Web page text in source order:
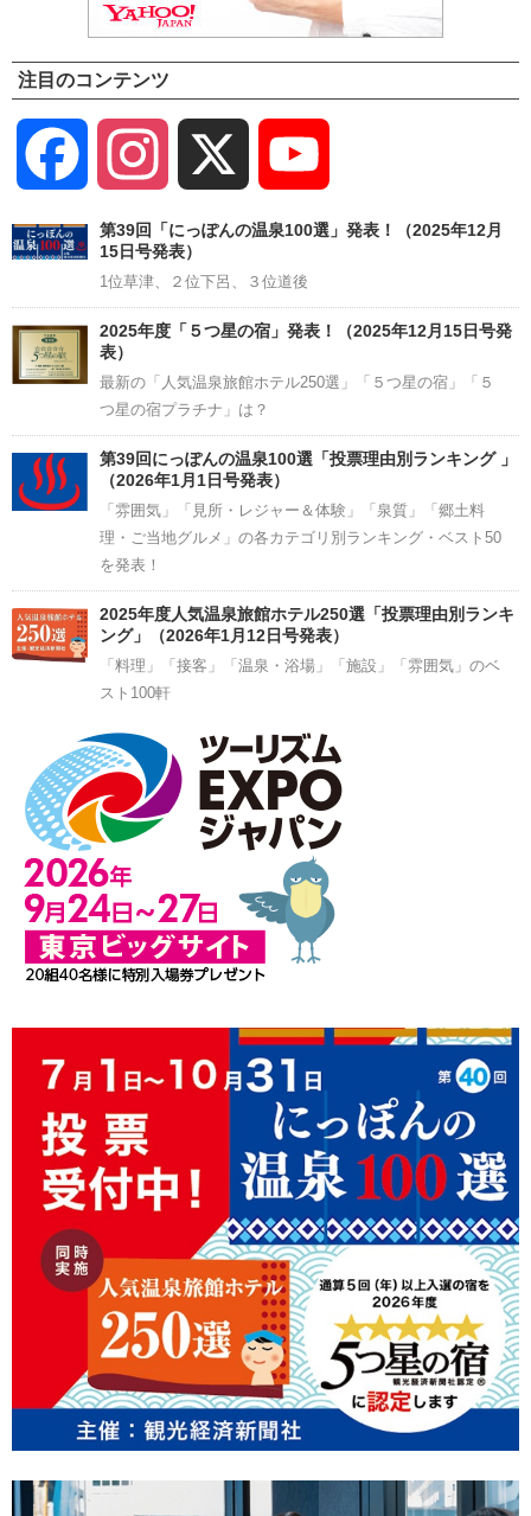
注目のコンテンツ
Facebook Instagram
Channel
第39回「にっぽんの温泉100選」発表！（2025年12月
15日号発表）
1位草津、２位下呂、３位道後
2025年度「５つ星の宿」発表！（2025年12月15日号発
表）
最新の「人気温泉旅館ホテル250選」「５つ星の宿」「５
つ星の宿プラチナ」は？
第39回にっぽんの温泉100選「投票理由別ランキング 」
（2026年1月1日号発表）
「雰囲気」「見所・レジャー＆体験」「泉質」「郷土料
理・ご当地グルメ」の各カテゴリ別ランキング・ベスト50
を発表！
2025年度人気温泉旅館ホテル250選「投票理由別ランキ
ング」（2026年1月12日号発表）
「料理」「接客」「温泉・浴場」「施設」「雰囲気」のベ
スト100軒